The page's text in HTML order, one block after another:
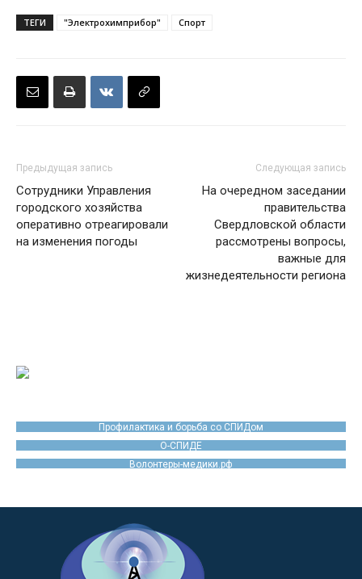
ТЕГИ "Электрохимприбор" Спорт
Предыдущая запись
Сотрудники Управления
городского хозяйства
оперативно отреагировали
на изменения погоды
Следующая запись
На очередном заседании
правительства
Свердловской области
рассмотрены вопросы,
важные для
жизнедеятельности региона
Профилактика и борьба со СПИДом
О-СПИДЕ
Волонтеры-медики.рф